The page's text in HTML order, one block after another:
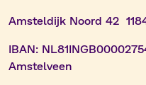
Amsteldijk Noord 42
IBAN:
Amstelveen